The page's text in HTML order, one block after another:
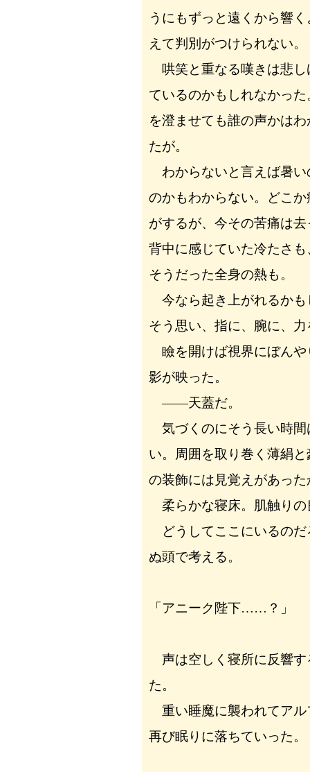
うにもずっと遠くから響
えて判別がつけられない。
哄笑と重なる嘆きは悲し
ているのかもしれなかっ
を澄ませても誰の声かは
たが。
わからないと言えば暑い
のかもわからない。どこ
がするが、今その苦痛は
背中に感じていた冷たさ
そうだった全身の熱も。
今なら起き上がれるかも
そう思い、指に、腕に、
瞼を開けば視界にぼんや
影が映った。
――天蓋だ。
気づくのにそう長い時間
い。周囲を取り巻く薄絹
の装飾には見覚えがあった
柔らかな寝床。肌触りの
どうしてここにいるのだ
ぬ頭で考える。
「アニーク陛下……？」
声は空しく寝所に反響す
た。
重い睡魔に襲われてアル
再び眠りに落ちていった。